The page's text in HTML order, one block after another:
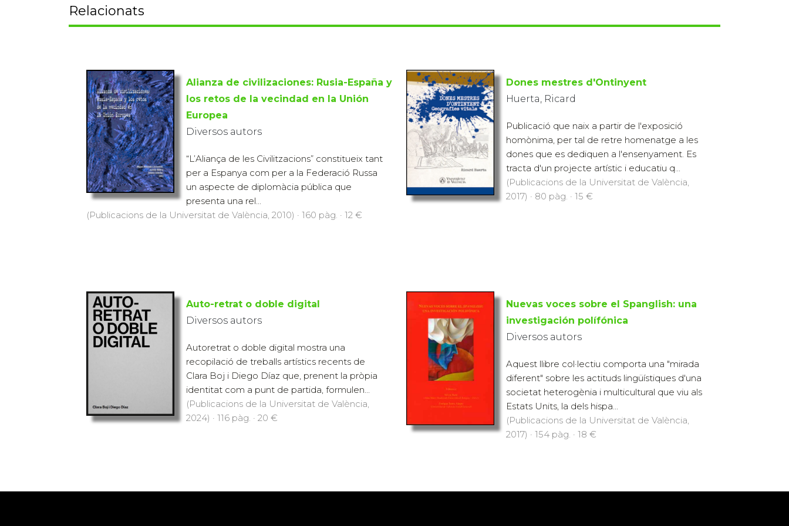
Relacionats
Alianza de civilizaciones: Rusia-España y
los retos de la vecindad en la Unión
Europea
Diversos autors
“L’Aliança de les Civilitzacions” constitueix tant
per a Espanya com per a la Federació Russa
un aspecte de diplomàcia pública que
presenta una rel...
(Publicacions de la Universitat de València, 2010) · 160 pàg. · 12 €
Dones mestres d'Ontinyent
Huerta, Ricard
Publicació que naix a partir de l'exposició
homònima, per tal de retre homenatge a les
dones que es dediquen a l'ensenyament. Es
tracta d'un projecte artístic i educatiu q...
(Publicacions de la Universitat de València,
2017) · 80 pàg. · 15 €
Auto-retrat o doble digital
Diversos autors
Autoretrat o doble digital mostra una
recopilació de treballs artístics recents de
Clara Boj i Diego Díaz que, prenent la pròpia
identitat com a punt de partida, formulen...
(Publicacions de la Universitat de València,
2024) · 116 pàg. · 20 €
Nuevas voces sobre el Spanglish: una
investigación polífónica
Diversos autors
Aquest llibre col·lectiu comporta una "mirada
diferent" sobre les actituds lingüístiques d'una
societat heterogènia i multicultural que viu als
Estats Units, la dels hispa...
(Publicacions de la Universitat de València,
2017) · 154 pàg. · 18 €